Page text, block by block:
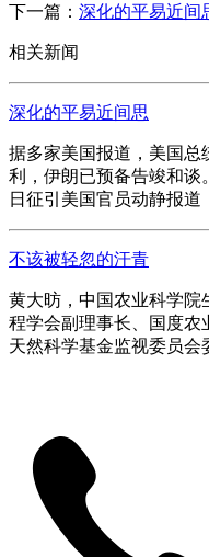
下一篇： 深化的平易近间
相关新闻
深化的平易近间思
据多家美国报道，美国总
利，伊朗已预备告竣和谈
日征引美国官员动静报道
不该被轻忽的汗青
黄大昉，中国农业科学院
程学会副理事长、国度农
天然科学基金监视委员会